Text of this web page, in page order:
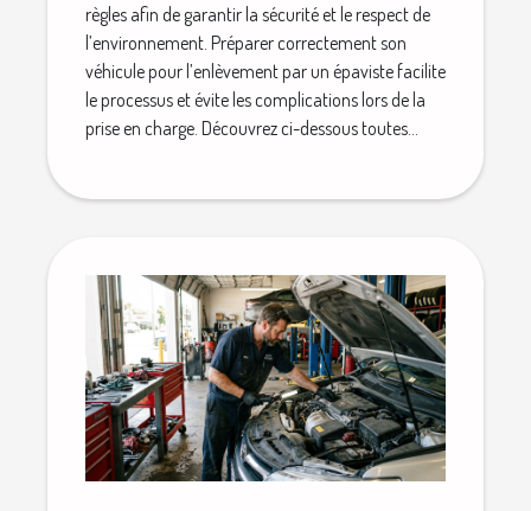
règles afin de garantir la sécurité et le respect de
l’environnement. Préparer correctement son
véhicule pour l’enlèvement par un épaviste facilite
le processus et évite les complications lors de la
prise en charge. Découvrez ci-dessous toutes...